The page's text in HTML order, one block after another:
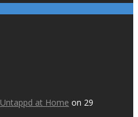
Untappd at Home on 29